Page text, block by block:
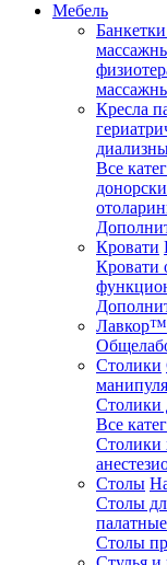
Мебель
Кресла
Все
Кровати
Кровати
Лавкор™
Столики
Столики
Все
Столики
Столы
Столы
палатные
Столы